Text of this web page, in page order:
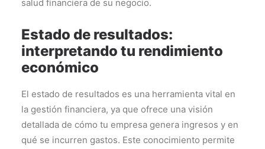
salud financiera de su negocio.
Estado de resultados:
interpretando tu rendimiento
económico
El estado de resultados es una herramienta vital en
la gestión financiera, ya que ofrece una visión
detallada de cómo tu empresa genera ingresos y en
qué se incurren gastos. Este conocimiento permite